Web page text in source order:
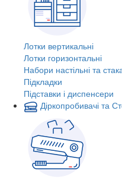
Лотки вертикальні
Лотки горизонтальні
Набори настільні та
Підкладки
Підставки і диспенсери
Діркопробивачі та